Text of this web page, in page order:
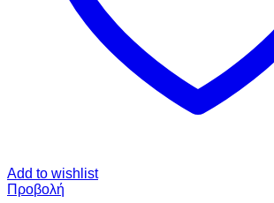
Add to wishlist
Προβολή